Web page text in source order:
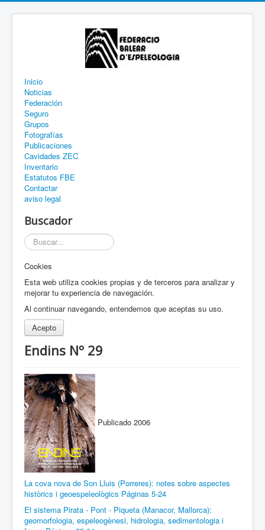
Inicio
Noticias
Federación
Seguro
Grupos
Fotografías
Publicaciones
Cavidades ZEC
Inventario
Estatutos FBE
Contactar
aviso legal
Buscador
Buscar
Cookies
Esta web utiliza cookies propias y de terceros para analizar y
mejorar tu experiencia de navegación.
Al continuar navegando, entendemos que aceptas su uso.
Acepto
Endins Nº 29
Publicado 2006
La cova nova de Son Lluis (Porreres): notes sobre aspectes
històrics i geoespeleològics Páginas 5-24
El sistema Pirata - Pont - Piqueta (Manacor, Mallorca):
geomorfologia, espeleogènesi, hidrologia, sedimentologia i